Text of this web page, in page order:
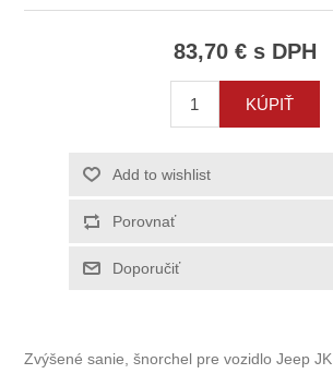
83,70 € s DPH
Zvýšené sanie, šnorchel pre vozidlo Jeep JK